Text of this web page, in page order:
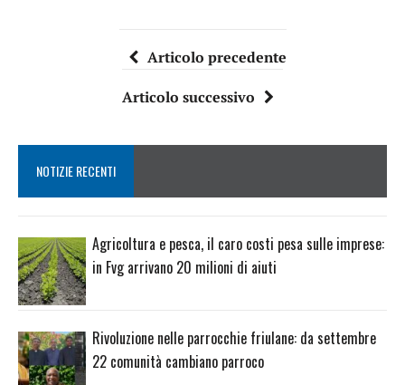
Articolo precedente
Articolo successivo
NOTIZIE RECENTI
Agricoltura e pesca, il caro costi pesa sulle imprese:
in Fvg arrivano 20 milioni di aiuti
Rivoluzione nelle parrocchie friulane: da settembre
22 comunità cambiano parroco